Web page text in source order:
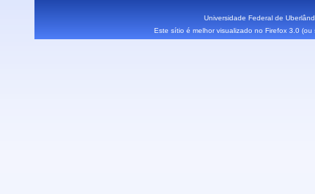
Universidade Federal de
Este sítio é melhor visualizado no Firefox 3.0